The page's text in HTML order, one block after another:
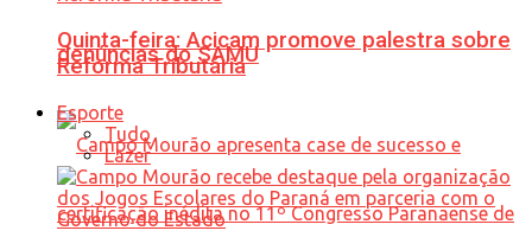
denúncias do SAMU
Quinta-feira: Acicam promove palestra sobre
Reforma Tributária
Esporte
Tudo
Lazer